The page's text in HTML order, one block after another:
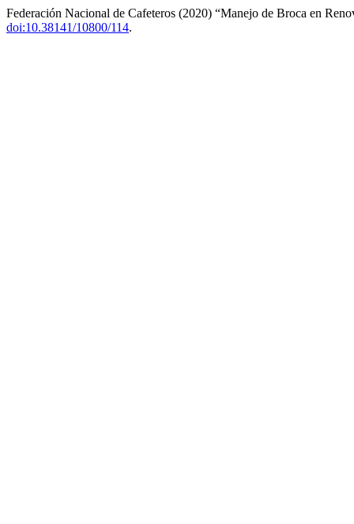
Federación Nacional de Cafeteros (2020) “Manejo de Broca en
doi:10.38141/10800/114.